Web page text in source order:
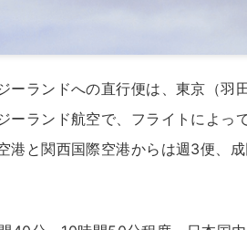
ーランドへの直行便は、東京（羽
ーランド航空で、フライトによっ
港と関西国際空港からは週3便、